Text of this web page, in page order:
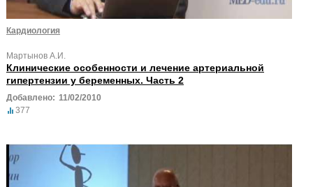
Кардиология
Мартынов А.И.
Клинические особенности и лечение артериальной
гипертензии у беременных. Часть 2
Добавлено: 11/02/2010
377